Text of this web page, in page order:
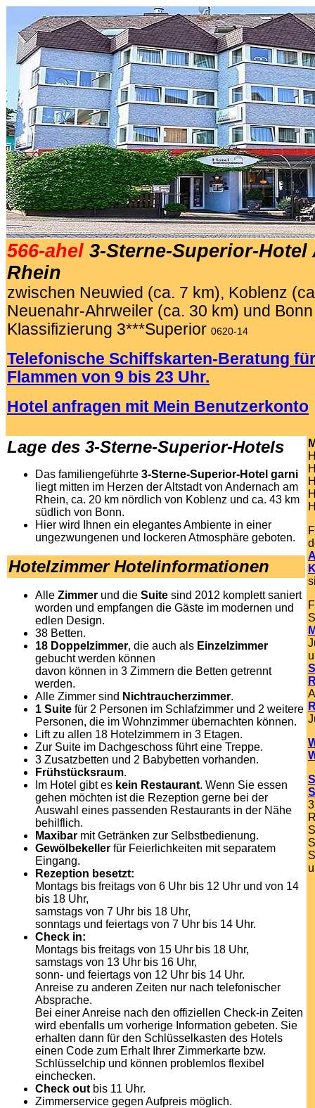
566-ahel 3-Sterne-Superior-Hotel
Rhein
zwischen Neuwied (ca. 7 km), Koblenz
Neuenahr-Ahrweiler (ca. 30 km) und
Klassifizierung 3***Superior 0620-14
Telefonische Schiffskarten-Beratung
Flammen von 9 bis 23 Uhr.
Hotel anfragen mit Mein Benutzerkonto
Lage des 3-Sterne-Superior-Hotels
Das familiengeführte 3-Sterne-Superior-Hotel garni
liegt mitten im Herzen der Altstadt von Andernach am
Rhein, ca. 20 km nördlich von Koblenz und ca. 43 km
südlich von Bonn.
Hier wird Ihnen ein elegantes Ambiente in einer
ungezwungenen und lockeren Atmosphäre geboten.
Hotelzimmer Hotelinformationen
Alle Zimmer und die Suite sind 2012 komplett saniert
worden und empfangen die Gäste im modernen und
edlen Design.
38 Betten.
18 Doppelzimmer, die auch als Einzelzimmer
gebucht werden können
davon können in 3 Zimmern die Betten getrennt
werden.
Alle Zimmer sind Nichtraucherzimmer.
1 Suite für 2 Personen im Schlafzimmer und 2 weitere
Personen, die im Wohnzimmer übernachten können.
Lift zu allen 18 Hotelzimmern in 3 Etagen.
Zur Suite im Dachgeschoss führt eine Treppe.
3 Zusatzbetten und 2 Babybetten vorhanden.
Frühstücksraum.
Im Hotel gibt es kein Restaurant. Wenn Sie essen
gehen möchten ist die Rezeption gerne bei der
Auswahl eines passenden Restaurants in der Nähe
behilflich.
Maxibar mit Getränken zur Selbstbedienung.
Gewölbekeller für Feierlichkeiten mit separatem
Eingang.
Rezeption besetzt:
Montags bis freitags von 6 Uhr bis 12 Uhr und von 14
bis 18 Uhr,
samstags von 7 Uhr bis 18 Uhr,
sonntags und feiertags von 7 Uhr bis 14 Uhr.
Check in:
Montags bis freitags von 15 Uhr bis 18 Uhr,
samstags von 13 Uhr bis 16 Uhr,
sonn- und feiertags von 12 Uhr bis 14 Uhr.
Anreise zu anderen Zeiten nur nach telefonischer
Absprache.
Bei einer Anreise nach den offiziellen Check-in Zeiten
wird ebenfalls um vorherige Information gebeten. Sie
erhalten dann für den Schlüsselkasten des Hotels
einen Code zum Erhalt Ihrer Zimmerkarte bzw.
Schlüsselchip und können problemlos flexibel
einchecken.
Check out bis 11 Uhr.
Zimmerservice gegen Aufpreis möglich.